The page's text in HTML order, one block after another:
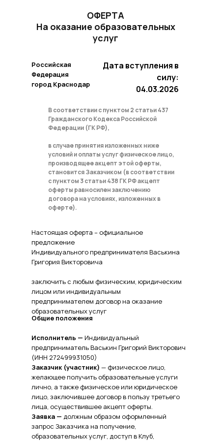
ОФЕРТА
На оказание образовательных
услуг
Общие положения
Исполнитель — Индивидуальный
предприниматель Васькин Григорий Викторович
(ИНН 272499931050)
Заказчик (участник) — физическое лицо,
желающее получить образовательные услуги
лично, а также физическое или юридическое
лицо, заключившее договор в пользу третьего
лица, осуществившее акцепт оферты.
Заявка — должным образом оформленный
запрос Заказчика на получение,
образовательных услуг, доступ в Клуб,
Российская
Федерация
город Краснодар
Дата вступления в
силу:
04.03.2026
В соответствии с пунктом 2 статьи 437
Гражданского Кодекса Российской
Федерации (ГК РФ),
в случае принятия изложенных ниже
условий и оплаты услуг физическое лицо,
производящее акцепт этой оферты,
становится Заказчиком (в соответствии
с пунктом 3 статьи 438 ГК РФ акцепт
оферты равносилен заключению
договора на условиях, изложенных в
оферте).
Настоящая оферта – официальное
предложение
Индивидуального предпринимателя Васькина
Григория Викторовича
заключить с любым физическим, юридическим
лицом или индивидуальным
предпринимателем договор на оказание
образовательных услуг